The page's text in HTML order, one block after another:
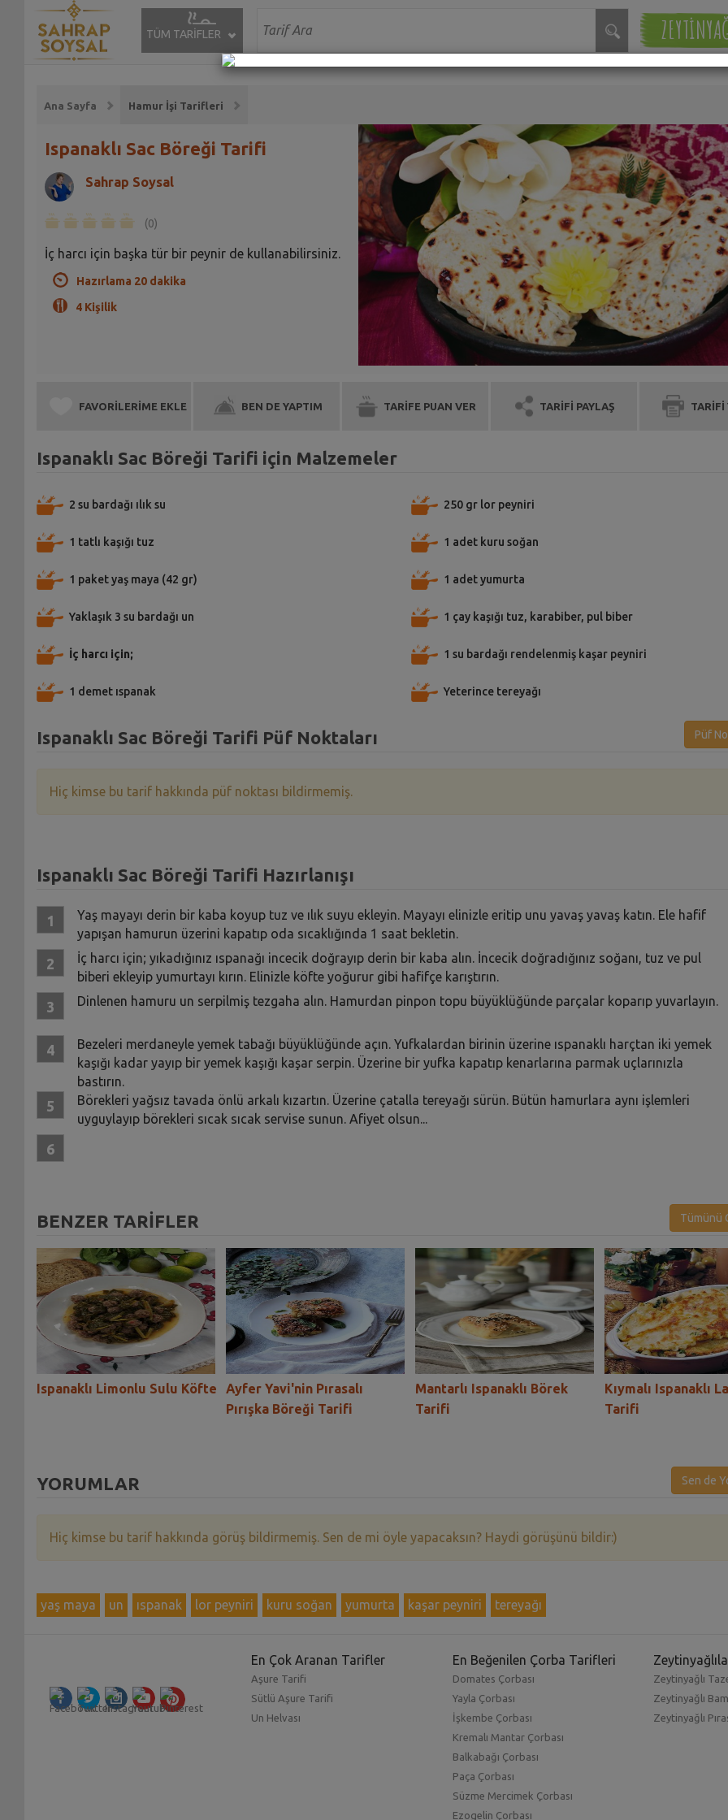
TÜM TARİFLER
Ana Sayfa Hamur İşi Tarifleri
Ispanaklı Sac Böreği Tarifi
Sahrap Soysal
(0)
İç harcı için başka tür bir peynir de kullanabilirsiniz.
Hazırlama 20 dakika
4 Kişilik
FAVORİLERİME EKLE BEN DE YAPTIM TARİFE PUAN VER TARİFİ PAYLAŞ TARİFİ
Ispanaklı Sac Böreği Tarifi için Malzemeler
2 su bardağı ılık su
1 tatlı kaşığı tuz
1 paket yaş maya (42 gr)
Yaklaşık 3 su bardağı un
İç harcı için;
1 demet ıspanak
250 gr lor peyniri
1 adet kuru soğan
1 adet yumurta
1 çay kaşığı tuz, karabiber, pul biber
1 su bardağı rendelenmiş kaşar peyniri
Yeterince tereyağı
Ispanaklı Sac Böreği Tarifi Püf Noktaları Püf
Hiç kimse bu tarif hakkında püf noktası bildirmemiş.
Ispanaklı Sac Böreği Tarifi Hazırlanışı
Yaş mayayı derin bir kaba koyup tuz ve ılık suyu ekleyin. Mayayı elinizle eritip unu yavaş yavaş katın. Ele hafif
yapışan hamurun üzerini kapatıp oda sıcaklığında 1 saat bekletin.
İç harcı için; yıkadığınız ıspanağı incecik doğrayıp derin bir kaba alın. İncecik doğradığınız soğanı, tuz ve pul
biberi ekleyip yumurtayı kırın. Elinizle köfte yoğurur gibi hafifçe karıştırın.
Dinlenen hamuru un serpilmiş tezgaha alın. Hamurdan pinpon topu büyüklüğünde parçalar koparıp yuvarlayın.
Bezeleri merdaneyle yemek tabağı büyüklüğünde açın. Yufkalardan birinin üzerine ıspanaklı harçtan iki yemek
kaşığı kadar yayıp bir yemek kaşığı kaşar serpin. Üzerine bir yufka kapatıp kenarlarına parmak uçlarınızla
bastırın.
Börekleri yağsız tavada önlü arkalı kızartın. Üzerine çatalla tereyağı sürün. Bütün hamurlara aynı işlemleri
uyguylayıp börekleri sıcak sıcak servise sunun. Afiyet olsun...
BENZER TARİFLER Tümünü
Ispanaklı Limonlu Sulu Köfte
Ayfer Yavi'nin Pırasalı
Pırışka Böreği Tarifi
Mantarlı Ispanaklı Börek
Tarifi
Kıymalı Ispanaklı
Tarifi
YORUMLAR Sen de
Hiç kimse bu tarif hakkında görüş bildirmemiş. Sen de mi öyle yapacaksın? Haydi görüşünü bildir:)
yaş maya un ıspanak lor peyniri kuru soğan yumurta kaşar peyniri tereyağı
En Çok Aranan Tarifler
Aşure Tarifi
Sütlü Aşure Tarifi
Un Helvası
En Beğenilen Çorba Tarifleri
Domates Çorbası
Yayla Çorbası
İşkembe Çorbası
Kremalı Mantar Çorbası
Balkabağı Çorbası
Paça Çorbası
Süzme Mercimek Çorbası
Ezogelin Çorbası
Zeytinyağlı
Zeytinyağlı
Zeytinyağlı